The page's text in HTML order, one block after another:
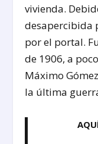
vivienda.
desapercibida
por el portal.
de 1906, a
Máximo
la última